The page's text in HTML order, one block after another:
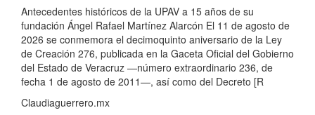
Antecedentes históricos de la UPAV a 15 años de su
fundación Ángel Rafael Martínez Alarcón El 11 de agosto de
2026 se conmemora el decimoquinto aniversario de la Ley
de Creación 276, publicada en la Gaceta Oficial del Gobierno
del Estado de Veracruz —número extraordinario 236, de
fecha 1 de agosto de 2011—, así como del Decreto [R
Claudiaguerrero.mx